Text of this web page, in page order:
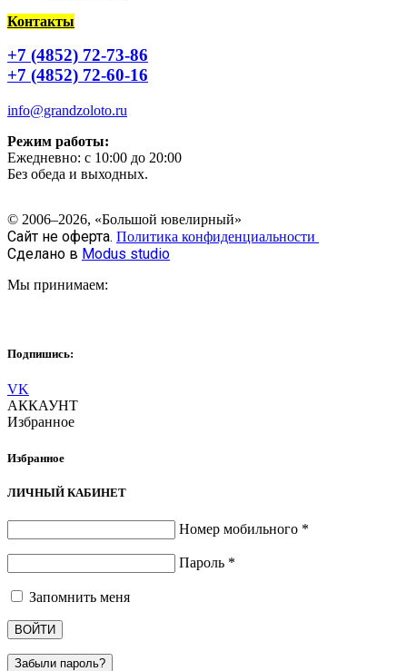
Контакты
+7 (4852) 72-73-86
+7 (4852) 72-60-16
info@grandzoloto.ru
Режим работы:
Ежедневно: с 10:00 до 20:00
Без обеда и выходных.
© 2006–2026, «Большой ювелирный»
Сайт не оферта. Политика конфиденциальности
Сделано в Modus studio
Мы принимаем:
Подпишись:
VK
АККАУНТ
Избранное
Избранное
ЛИЧНЫЙ КАБИНЕТ
Номер мобильного *
Пароль *
Запомнить меня
ВОЙТИ
Забыли пароль?